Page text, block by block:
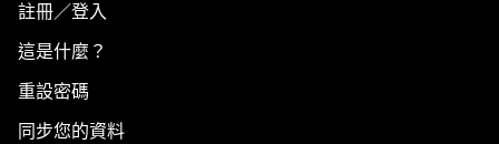
註冊／登入
這是什麼？
重設密碼
同步您的資料